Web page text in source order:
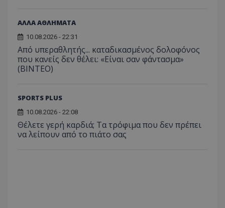
ΑΛΛΑ ΑΘΛΗΜΑΤΑ
10.08.2026 - 22:31
Από υπεραθλητής... καταδικασμένος δολοφόνος
που κανείς δεν θέλει: «Είναι σαν φάντασμα»
(BINTEO)
SPORTS PLUS
10.08.2026 - 22:08
Θέλετε γερή καρδιά; Τα τρόφιμα που δεν πρέπει
να λείπουν από το πιάτο σας